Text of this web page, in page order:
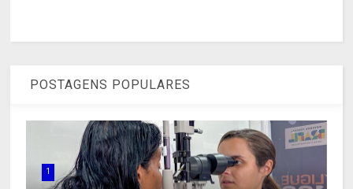
POSTAGENS POPULARES
1